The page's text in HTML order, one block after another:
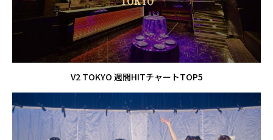
V2 TOKYO 週間HITチャートTOP5